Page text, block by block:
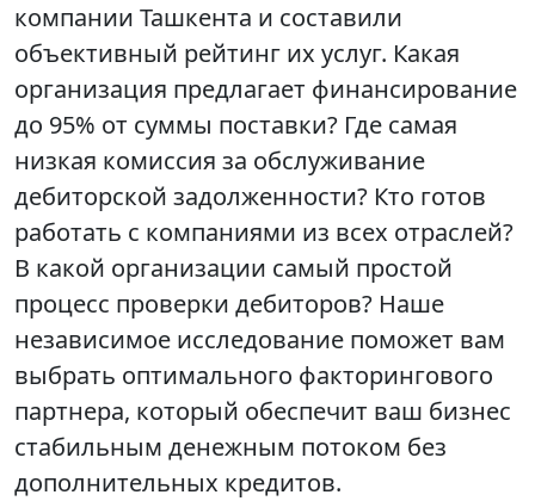
компании Ташкента и составили
объективный рейтинг их услуг. Какая
организация предлагает финансирование
до 95% от суммы поставки? Где самая
низкая комиссия за обслуживание
дебиторской задолженности? Кто готов
работать с компаниями из всех отраслей?
В какой организации самый простой
процесс проверки дебиторов? Наше
независимое исследование поможет вам
выбрать оптимального факторингового
партнера, который обеспечит ваш бизнес
стабильным денежным потоком без
дополнительных кредитов.